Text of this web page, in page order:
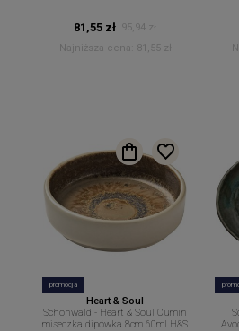
81,55 zł 95,94 zł
Najniższa cena:
81,55 zł
promocja
Heart & Soul
Schonwald - Heart & Soul Cumin
miseczka dipówka 8cm 60ml H&S